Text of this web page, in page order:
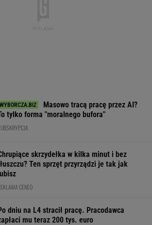
Masowo tracą pracę przez AI?
tylko forma "moralnego bufora"
skrzydełka w kilka minut i bez
Ten sprzęt przyrządzi je tak jak
CENEO
dniu na L4 stracił pracę. Pracodawca
mu teraz 200 tys. euro